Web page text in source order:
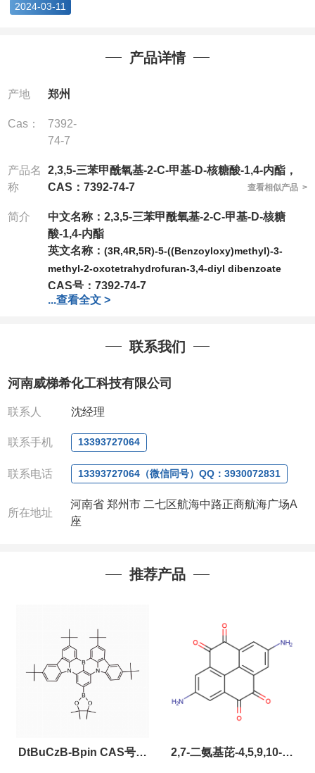
2024-03-11
产品详情
产地 郑州
Cas：
7392-
74-7
产品名
称
2,3,5-三苯甲酰氧基-2-C-甲基-D-核糖酸-1,4-内酯，
CAS：7392-74-7
查看相似产品 >
简介 中文名称： 2,3,5-三苯甲酰氧基-2-C-甲基-D-核糖
酸-1,4-内酯
英文名称： (3R,4R,5R)-5-((Benzoyloxy)methyl)-3-
methyl-2-oxotetrahydrofuran-3,4-diyl dibenzoate
CAS号：7392-74-7
分子式：C27 H
拥有一批长期从事精细化学品开发和生产的高级
店铺内只有部分产品，如需其他产品也可咨询定制！
订货信息
包装：250mg，5g，10g，25g，100g
运输：厂家包邮
电话
:13393727064 /0371-63377391
电或者QQ、微信联系)
公司对高校和国家科研机构可以先发货和开票后再付
迎来电咨询相关产品，具体价格和优惠请联系或电
梯希）
,会让您事半功倍!!!
以下是公司部分现货产品,同类也均可提供,有需要也
可联系。
...查看全文 >
联系我们
河南威梯希化工科技有限公司
联系人 沈经理
联系手机 13393727064
联系电话 13393727064（微信同号）QQ：3930072831
所在地址
河南省 郑州市 二七区航海中路正商航海广场A
座
推荐产品
DtBuCzB-Bpin CAS号： 2,7-二氨基芘-4,5,9,10-四